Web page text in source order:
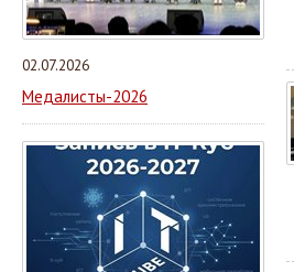
02.07.2026
Медалисты-2026